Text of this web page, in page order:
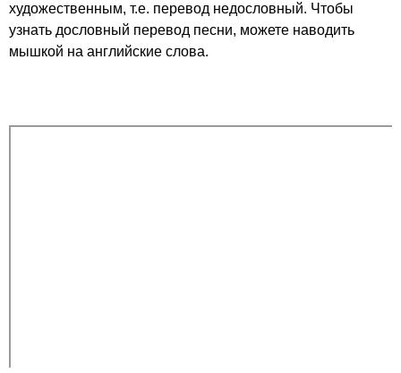
художественным, т.е. перевод недословный. Чтобы
узнать дословный перевод песни, можете наводить
мышкой на английские слова.